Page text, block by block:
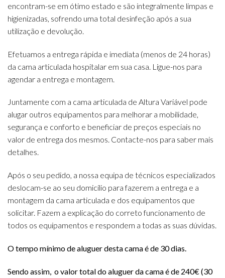
encontram-se em ótimo estado e são integralmente limpas e
higienizadas, sofrendo uma total desinfeção após a sua
utilização e devolução.
Efetuamos a entrega rápida e imediata (menos de 24 horas)
da cama articulada hospitalar em sua casa. Ligue-nos para
agendar a entrega e montagem.
Juntamente com a cama articulada de Altura Variável pode
alugar outros equipamentos para melhorar a mobilidade,
segurança e conforto e beneficiar de preços especiais no
valor de entrega dos mesmos. Contacte-nos para saber mais
detalhes.
Após o seu pedido, a nossa equipa de técnicos especializados
deslocam-se ao seu domicílio para fazerem a entrega e a
montagem da cama articulada e dos equipamentos que
solicitar. Fazem a explicação do correto funcionamento de
todos os equipamentos e respondem a todas as suas dúvidas.
O tempo mínimo de aluguer desta cama é de 30 dias.
Sendo assim, o valor total do aluguer da cama é de 240€ (30